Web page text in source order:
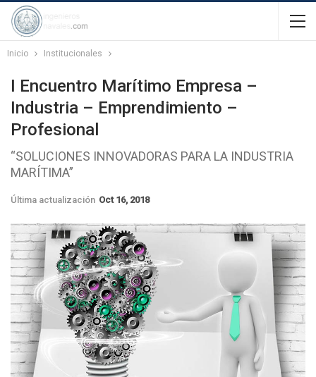
Inicio Institucionales
I Encuentro Marítimo Empresa –
Industria – Emprendimiento –
Profesional
“SOLUCIONES INNOVADORAS PARA LA INDUSTRIA
MARÍTIMA”
Última actualización Oct 16, 2018